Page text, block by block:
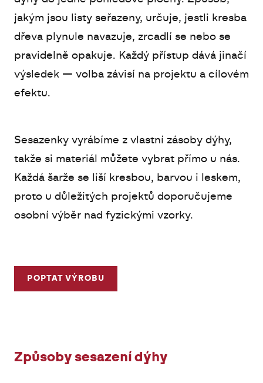
jakým jsou listy seřazeny, určuje, jestli kresba
dřeva plynule navazuje, zrcadlí se nebo se
pravidelně opakuje. Každý přístup dává jinačí
výsledek — volba závisí na projektu a cílovém
efektu.
Sesazenky vyrábíme z vlastní zásoby dýhy,
takže si materiál můžete vybrat přímo u nás.
Každá šarže se liší kresbou, barvou i leskem,
proto u důležitých projektů doporučujeme
osobní výběr nad fyzickými vzorky.
POPTAT VÝROBU
Způsoby sesazení dýhy